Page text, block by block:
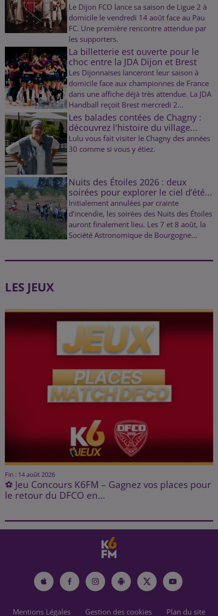
Le Dijon FCO lance sa saison de Ligue 2 à
domicile le vendredi 14 août face au Pau
FC. Une première rencontre attendue par
les supporters.
La billetterie est ouverte pour le
choc entre la JDA Dijon et Brest
Les Dijonnaises lanceront leur saison à
domicile face aux championnes de France
dans une affiche déjà très attendue. La JDA
Handball reçoit Brest mercredi 2...
Les balades contées de Chagny :
découvrez l'histoire du village...
Lulu vous fait visiter le Chagny des années
30 comme si vous y étiez.
Nuits des Étoiles 2026 : deux
soirées pour explorer le ciel d’été...
Initialement annulées par crainte
d’incendie, les soirées des Nuits des Étoiles
auront finalement lieu. Les 7 et 8 août, la
Société Astronomique de Bourgogne...
LES JEUX
Fin : 14 août 2026
⚽ Jeu Concours K6FM – Gagnez vos places pour
le retour du DFCO en...
Mentions Légales Gestion des cookies Plan du site